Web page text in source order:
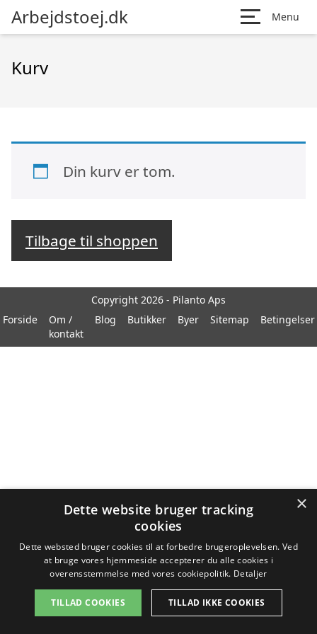
Arbejdstoej.dk Menu
Kurv
Din kurv er tom.
Tilbage til shoppen
Copyright 2026 - Pilanto Aps
Forside
Om /
kontakt
Blog Butikker Byer Sitemap Betingelser
×
Dette website bruger tracking
cookies
Dette websted bruger cookies til at forbedre brugeroplevelsen. Ved
at bruge vores hjemmeside accepterer du alle cookies i
overensstemmelse med vores cookiepolitik. Detaljer
TILLAD COOKIES TILLAD IKKE COOKIES